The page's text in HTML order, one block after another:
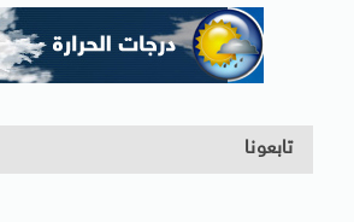
تابعونا